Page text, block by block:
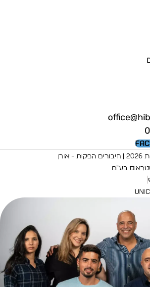
Ⓒ כל הזכויות שמורות 2026 | חיבורים הפקות - אורן
בע"מ